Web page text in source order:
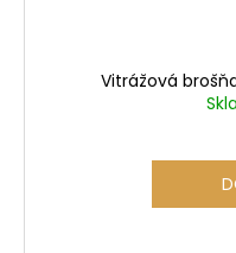
Vitrážová